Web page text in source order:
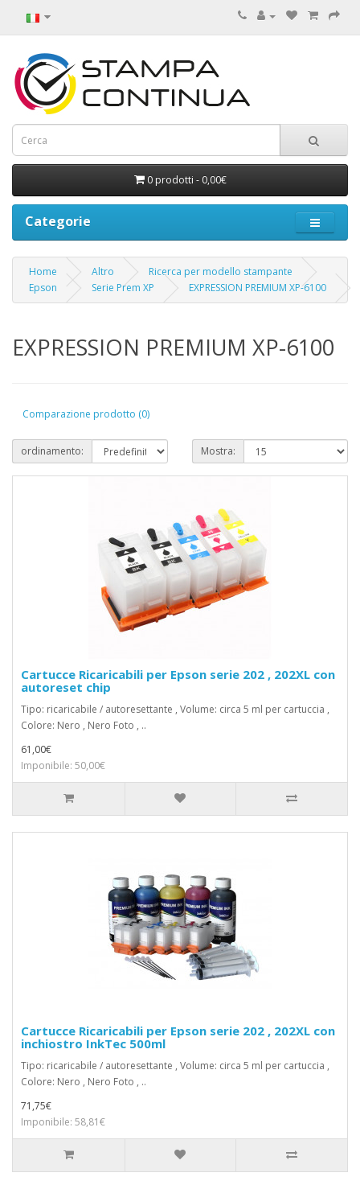
0 prodotti - 0,00€
Categorie
Home Altro
Ricerca per modello stampante
Epson
Serie Prem XP EXPRESSION PREMIUM XP-6100
EXPRESSION PREMIUM XP-6100
Comparazione prodotto (0)
ordinamento: Mostra:
Cartucce Ricaricabili per Epson serie 202 , 202XL con
autoreset chip
Tipo: ricaricabile / autoresettante , Volume: circa 5 ml per cartuccia ,
Colore: Nero , Nero Foto , ..
61,00€
Imponibile: 50,00€
Cartucce Ricaricabili per Epson serie 202 , 202XL con
inchiostro InkTec 500ml
Tipo: ricaricabile / autoresettante , Volume: circa 5 ml per cartuccia ,
Colore: Nero , Nero Foto , ..
71,75€
Imponibile: 58,81€